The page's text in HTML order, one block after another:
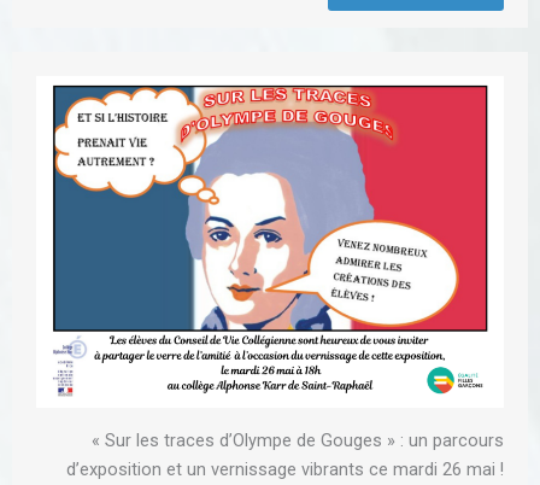
« Sur les traces d’Olympe de Gouges » : un parcours
d’exposition et un vernissage vibrants ce mardi 26 mai !